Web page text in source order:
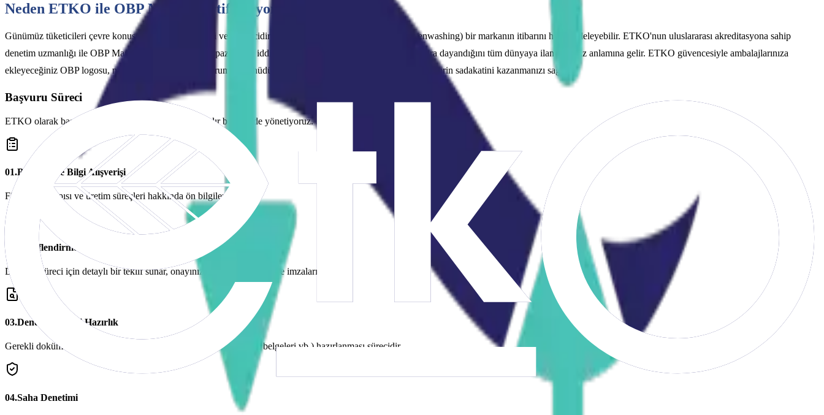
Neden ETKO ile OBP Marka Sertifikasyonu?
Günümüz tüketicileri çevre konusunda oldukça bilinçli ve şüphecidir; altı boş sürdürülebilirlik iddiaları (greenwashing) bir markanın itibarını hızla zedeleyebilir. ETKO'nun uluslararası akreditasyona sahip
denetim uzmanlığı ile OBP Marka Sertifikası almanız, pazarlama iddialarınızın matematiksel ve fiziksel kanıtlara dayandığını tüm dünyaya ilan etmeniz anlamına gelir. ETKO güvencesiyle ambalajlarınıza
ekleyeceğiniz OBP logosu, markanızın okyanusları koruma taahhüdünü somutlaştırır ve çevreye duyarlı tüketicilerin sadakatini kazanmanızı sağlar.
Başvuru Süreci
ETKO olarak başvuru sürecinizi şeffaf, hızlı ve anlaşılır bir şekilde yönetiyoruz. Sürecimiz şu adımlardan oluşur:
01.Başvuru ve Bilgi Alışverişi
Firmanızın yapısı ve üretim süreçleri hakkında ön bilgileri alırız.
0 Tekliflendirme ve Sözleşme
Denetim süreci için detaylı bir teklif sunar, onayınızın ardından sözleşme imzalarız.
03.Denetim Öncesi Hazırlık
Gerekli dokümantasyonların (kimyasal envanteri, sosyal uygunluk belgeleri vb.) hazırlanması sürecidir.
04.Saha Denetimi